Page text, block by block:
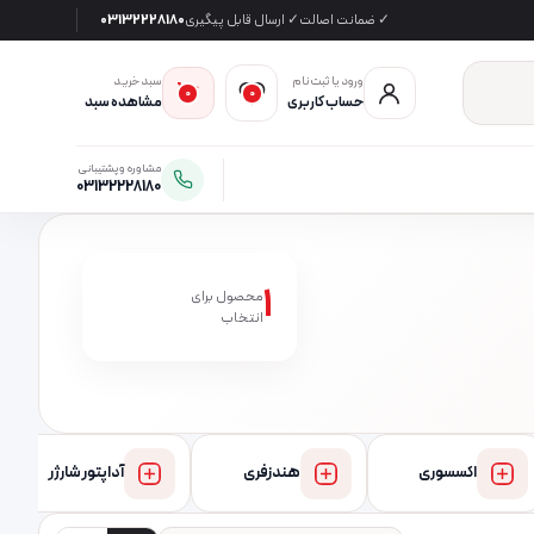
✓ ضمانت اصالت✓ ارسال قابل پیگیری03132228180
ورود یا ثبت‌نام
حساب کاربری 0
0
سبد خرید
مشاهده سبد
مشاوره و پشتیبانی
03132228180
1محصول برای
انتخاب
اکسسوری هندزفری آداپتور شارژر